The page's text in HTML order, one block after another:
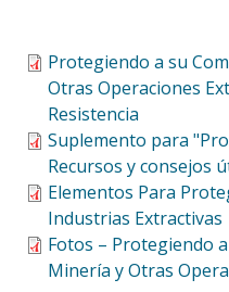
Protegiendo a su
Otras Operaciones
Resistencia
Suplemento para
Recursos y consejos
Elementos Para
Industrias Extractivas
Fotos – Protegiendo
Minería y Otras